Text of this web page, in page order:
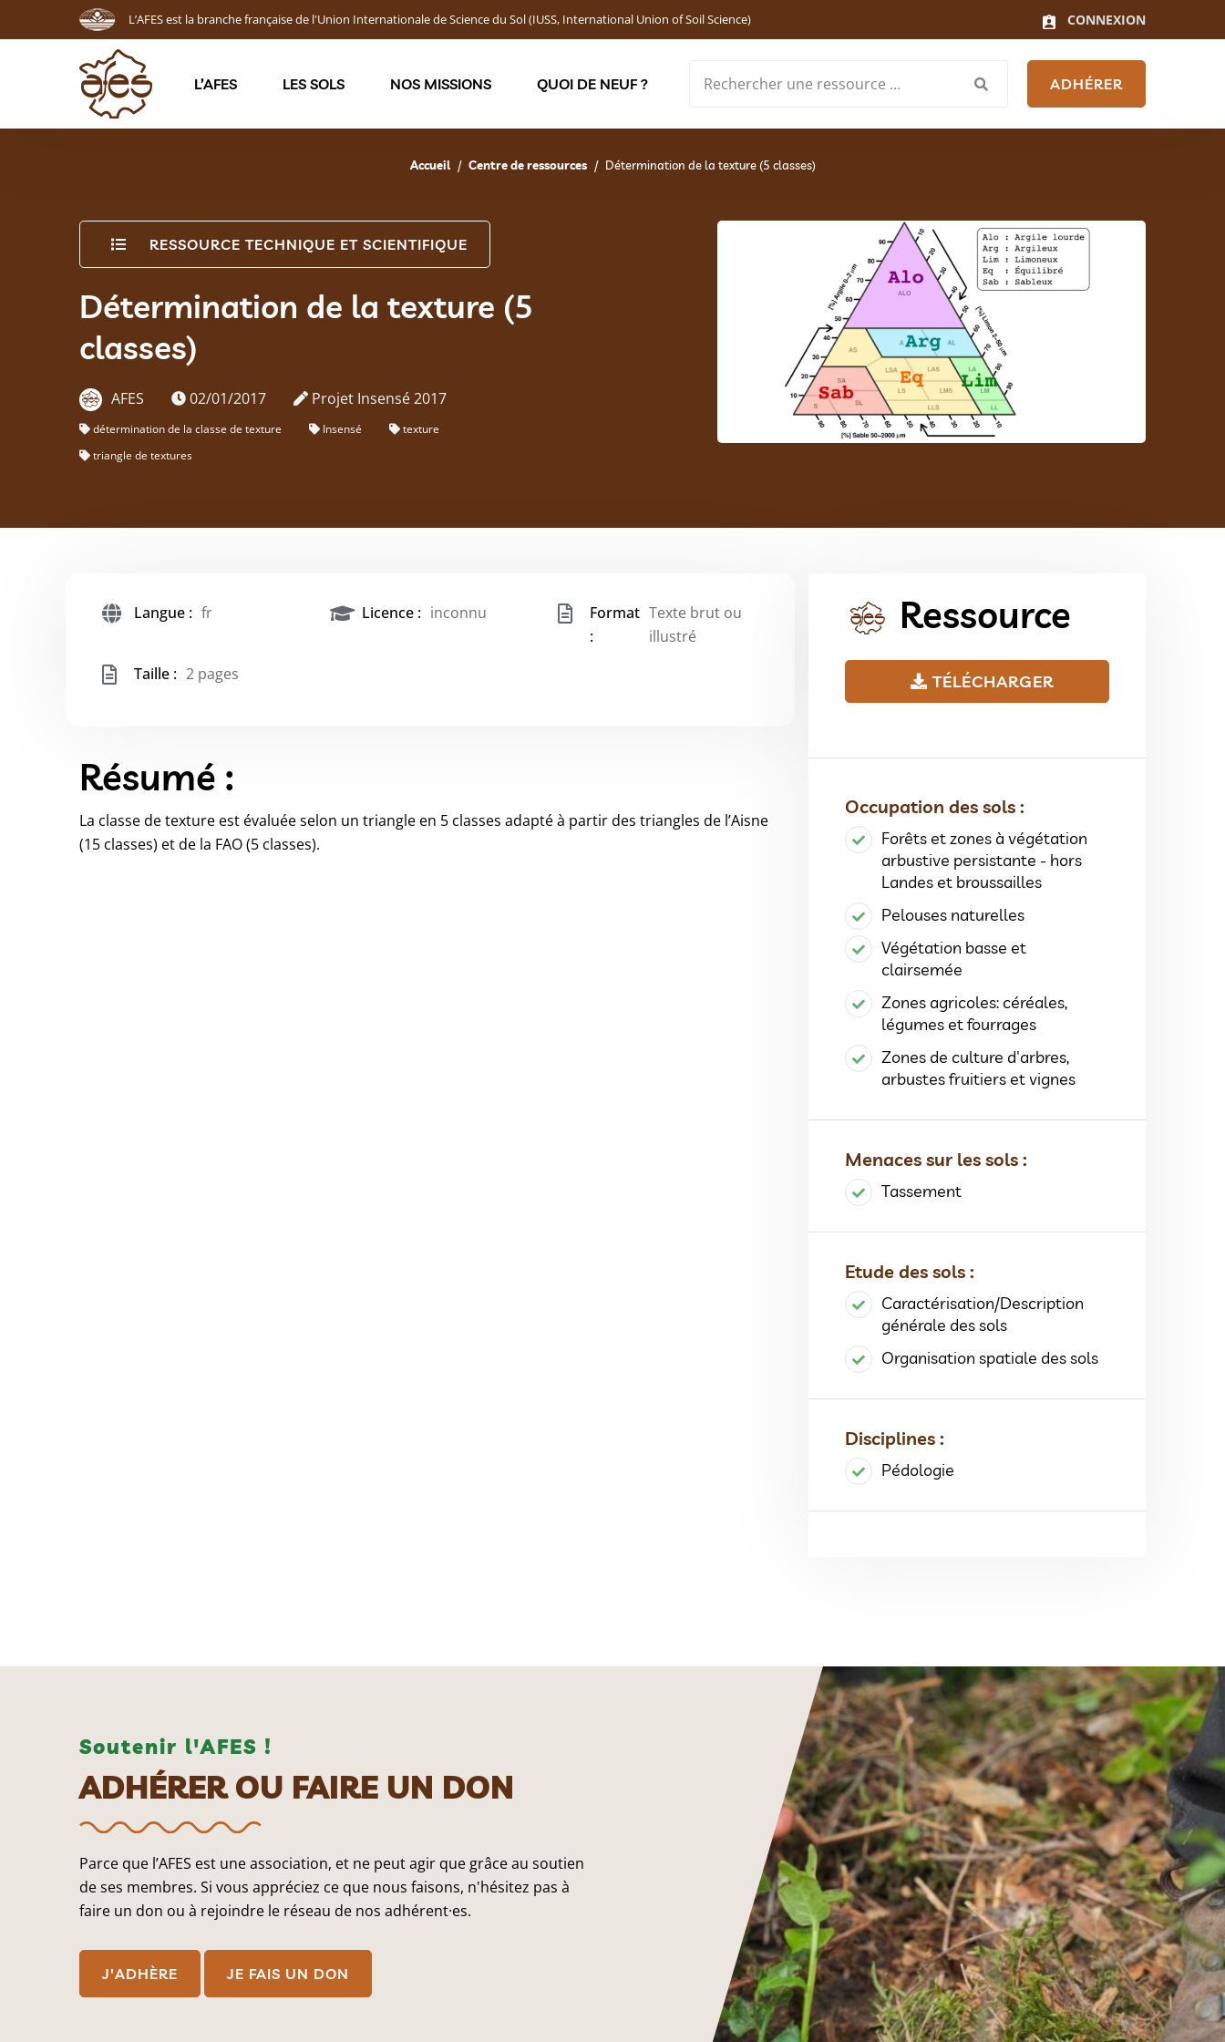
L’AFES est la branche française de l'Union Internationale de Science du Sol (IUSS, International Union of Soil Science) CONNEXION
L’AFES LES SOLS NOS MISSIONS QUOI DE NEUF ? ADHÉRER
Accueil Centre de ressources Détermination de la texture (5 classes)
RESSOURCE TECHNIQUE ET SCIENTIFIQUE
Détermination de la texture (5
classes)
AFES 02/01/2017 Projet Insensé 2017
détermination de la classe de texture Insensé
texture
triangle de textures
Langue : fr Licence : inconnu
Format
:
Texte brut ou
illustré
Taille : 2 pages
Résumé :
La classe de texture est évaluée selon un triangle en 5 classes adapté à partir des triangles de l’Aisne
(15 classes) et de la FAO (5 classes).
Ressource
TÉLÉCHARGER
Occupation des sols :
Forêts et zones à végétation
arbustive persistante - hors
Landes et broussailles
Pelouses naturelles
Végétation basse et
clairsemée
Zones agricoles: céréales,
légumes et fourrages
Zones de culture d'arbres,
arbustes fruitiers et vignes
Menaces sur les sols :
Tassement
Etude des sols :
Caractérisation/Description
générale des sols
Organisation spatiale des sols
Disciplines :
Pédologie
Soutenir l'AFES !
ADHÉRER OU FAIRE UN DON
Parce que l’AFES est une association, et ne peut agir que grâce au soutien
de ses membres. Si vous appréciez ce que nous faisons, n'hésitez pas à
faire un don ou à rejoindre le réseau de nos adhérent·es.
J'ADHÈRE JE FAIS UN DON